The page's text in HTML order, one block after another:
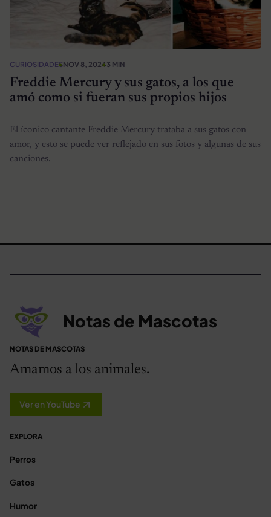
CURIOSIDADESNOV 8, 20243 MIN
Freddie Mercury y sus gatos, a los que
amó como si fueran sus propios hijos
El íconico cantante Freddie Mercury trataba a sus gatos con
amor, y esto se puede ver reflejado en sus fotos y algunas de sus
canciones.
Notas de Mascotas
NOTAS DE MASCOTAS
Amamos a los animales.
Ver en YouTube
EXPLORA
Perros
Gatos
Humor